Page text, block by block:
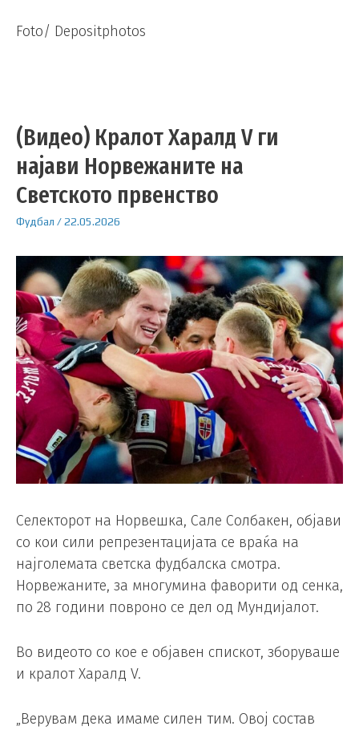
Foto/ Depositphotos
(Видео) Кралот Харалд V ги
најави Норвежаните на
Светското првенство
Фудбал /22.05.2026
Селекторот на Норвешка, Сале Солбакен, објави
со кои сили репрезентацијата се враќа на
најголемата светска фудбалска смотра.
Норвежаните, за многумина фаворити од сенка,
по 28 години повроно се дел од Мундијалот.
Во видеото со кое е објавен спискот, зборуваше
и кралот Харалд V.
„Верувам дека имаме силен тим. Овој состав